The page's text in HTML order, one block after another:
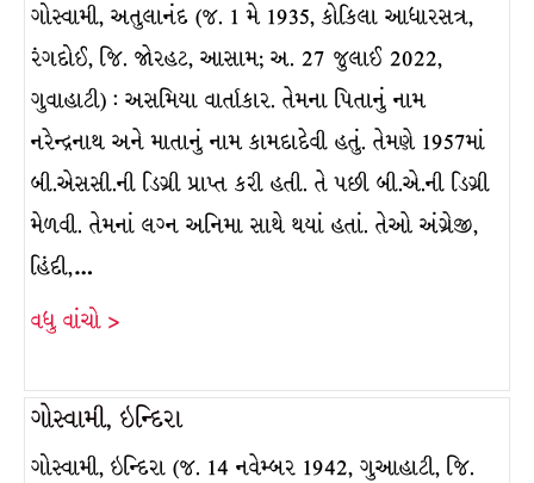
ગોસ્વામી, અતુલાનંદ (જ. 1 મે 1935, કોકિલા આધારસત્ર,
રંગદોઈ, જિ. જોરહટ, આસામ; અ. 27 જુલાઈ 2022,
ગુવાહાટી) : અસમિયા વાર્તાકાર. તેમના પિતાનું નામ
નરેન્દ્રનાથ અને માતાનું નામ કામદાદેવી હતું. તેમણે 1957માં
બી.એસસી.ની ડિગ્રી પ્રાપ્ત કરી હતી. તે પછી બી.એ.ની ડિગ્રી
મેળવી. તેમનાં લગ્ન અનિમા સાથે થયાં હતાં. તેઓ અંગ્રેજી,
હિંદી,…
વધુ વાંચો >
ગોસ્વામી, ઇન્દિરા
ગોસ્વામી, ઇન્દિરા (જ. 14 નવેમ્બર 1942, ગુઆહાટી, જિ.